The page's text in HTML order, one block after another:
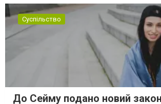
Суспільство
До Сейму подано новий